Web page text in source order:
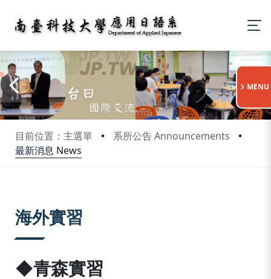
目前位置：主選單
系所公告 Announcements
最新消息 News
:::
MENU
海外實習
◆青森實習